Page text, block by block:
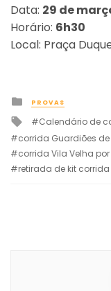
Data: 29 de
Horário: 6h30
Local: Praça
Posted
in
PROVAS
Tagged
with
Calendário de
corrida Guardiões de
corrida Vila Velha por
retirada de kit corrida